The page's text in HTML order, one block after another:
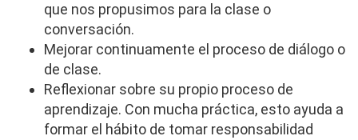
que nos propusimos para la clase o
conversación.
Mejorar continuamente el proceso de diálogo o
de clase.
Reflexionar sobre su propio proceso de
aprendizaje. Con mucha práctica, esto ayuda a
formar el hábito de tomar responsabilidad